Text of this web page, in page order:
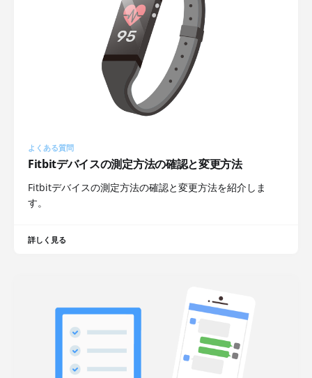
よくある質問
Fitbitデバイスの測定方法の確認と変更方法
Fitbitデバイスの測定方法の確認と変更方法を紹介しま
す。
詳しく見る